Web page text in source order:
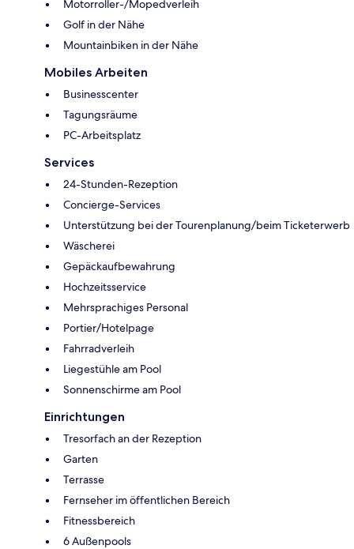
Motorroller-/Mopedverleih
Golf in der Nähe
Mountainbiken in der Nähe
Mobiles Arbeiten
Businesscenter
Tagungsräume
PC-Arbeitsplatz
Services
24-Stunden-Rezeption
Concierge-Services
Unterstützung bei der Tourenplanung/beim Ticketerwerb
Wäscherei
Gepäckaufbewahrung
Hochzeitsservice
Mehrsprachiges Personal
Portier/Hotelpage
Fahrradverleih
Liegestühle am Pool
Sonnenschirme am Pool
Einrichtungen
Tresorfach an der Rezeption
Garten
Terrasse
Fernseher im öffentlichen Bereich
Fitnessbereich
6 Außenpools